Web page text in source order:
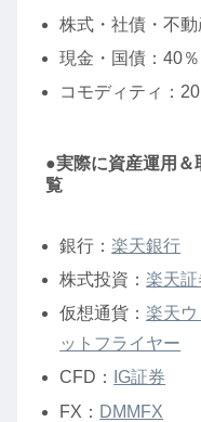
株式・社債・不動
現金・国債：40
コモディティ：
●実際に資産運用＆
覧
銀行：楽天銀行
株式投資：楽天証
仮想通貨：楽天ウ
ットフライヤー
CFD：
IG証券
FX： DMMFX